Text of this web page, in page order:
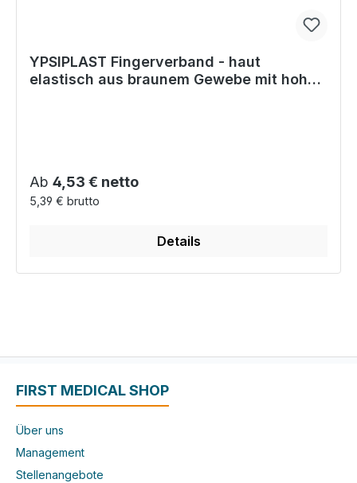
YPSIPLAST Fingerverband - haut
elastisch aus braunem Gewebe mit hoher
Regulärer Preis:
Ab 4,53 € netto
5,39 € brutto
Details
FIRST MEDICAL SHOP
Über uns
Management
Stellenangebote